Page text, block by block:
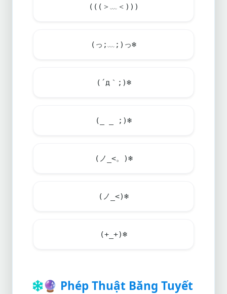
(((＞﹏＜)))
(っ;﹏;)っ❄️
(´д｀;)❄️
(_ _ ;)❄️
(ノ_<。)❄️
(ノ_<)❄️
(+_+)❄️
🔮 Phép Thuật Băng Tuyết